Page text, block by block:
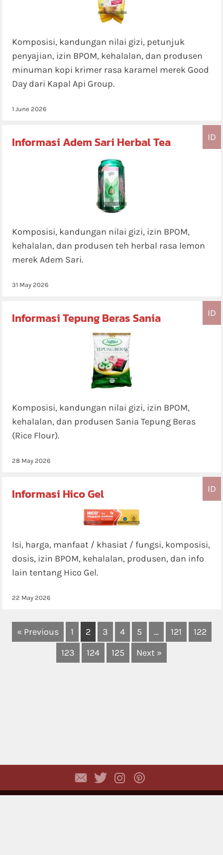
Komposisi, kandungan nilai gizi, petunjuk
penyajian, izin BPOM, kehalalan, dan produsen
minuman kopi krimer rasa karamel merek Good
Day dari Kapal Api Group.
1 June 2026
ID
Informasi Adem Sari Herbal Tea
Komposisi, kandungan nilai gizi, izin BPOM,
kehalalan, dan produsen teh herbal rasa lemon
merek Adem Sari.
31 May 2026
ID
Informasi Tepung Beras Sania
Komposisi, kandungan nilai gizi, izin BPOM,
kehalalan, dan produsen Sania Tepung Beras
(Rice Flour).
28 May 2026
ID
Informasi Hico Gel
Isi, harga, manfaat / khasiat / fungsi, komposisi,
dosis, izin BPOM, kehalalan, produsen, dan info
lain tentang Hico Gel.
22 May 2026
« Previous 1 2 3 4 5 … 121
122
123
124 125 Next »